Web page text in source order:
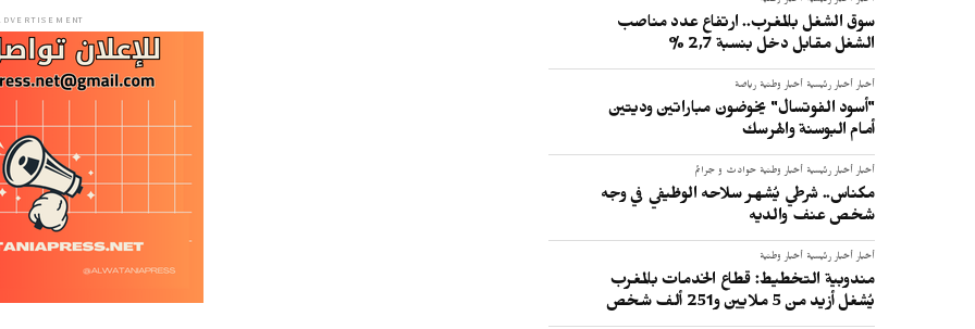
سوق الشغل بالمغرب.. ارتفاع عدد مناصب
الشغل مقابل دخل بنسبة 2,7 %
أخبار أخبار رئيسية أخبار وطنية رياضة
"أسود الفوتسال" يخوضون مباراتين وديتين
أمام البوسنة والهرسك
أخبار أخبار رئيسية أخبار وطنية حوادث و جرائم
مكناس.. شرطي يُشهر سلاحه الوظيفي في وجه
شخص عنف والديه
أخبار أخبار رئيسية أخبار وطنية
مندوبية التخطيط: قطاع الخدمات بالمغرب
يُشغل أزيد من 5 ملايين و251 ألف شخص